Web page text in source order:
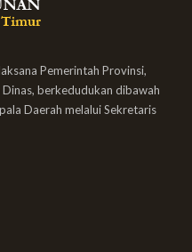
Pemerintah Provinsi,
berkedudukan dibawah
Daerah melalui Sekretaris